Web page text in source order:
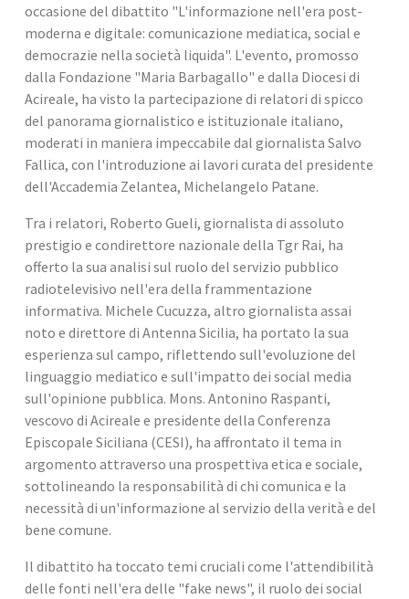
occasione del dibattito "L'informazione nell'era post-
moderna e digitale: comunicazione mediatica, social e
democrazie nella società liquida". L'evento, promosso
dalla Fondazione "Maria Barbagallo" e dalla Diocesi di
Acireale, ha visto la partecipazione di relatori di spicco
del panorama giornalistico e istituzionale italiano,
moderati in maniera impeccabile dal giornalista Salvo
Fallica, con l'introduzione ai lavori curata del presidente
dell'Accademia Zelantea, Michelangelo Patane.
Tra i relatori, Roberto Gueli, giornalista di assoluto
prestigio e condirettore nazionale della Tgr Rai, ha
offerto la sua analisi sul ruolo del servizio pubblico
radiotelevisivo nell'era della frammentazione
informativa. Michele Cucuzza, altro giornalista assai
noto e direttore di Antenna Sicilia, ha portato la sua
esperienza sul campo, riflettendo sull'evoluzione del
linguaggio mediatico e sull'impatto dei social media
sull'opinione pubblica. Mons. Antonino Raspanti,
vescovo di Acireale e presidente della Conferenza
Episcopale Siciliana (CESI), ha affrontato il tema in
argomento attraverso una prospettiva etica e sociale,
sottolineando la responsabilità di chi comunica e la
necessità di un'informazione al servizio della verità e del
bene comune.
Il dibattito ha toccato temi cruciali come l'attendibilità
delle fonti nell'era delle "fake news", il ruolo dei social